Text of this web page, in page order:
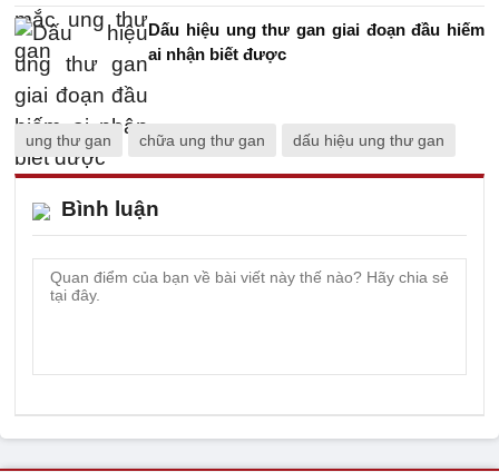
Dấu hiệu ung thư gan giai đoạn đầu hiếm
ai nhận biết được
ung thư gan chữa ung thư gan dấu hiệu ung thư gan
Bình luận